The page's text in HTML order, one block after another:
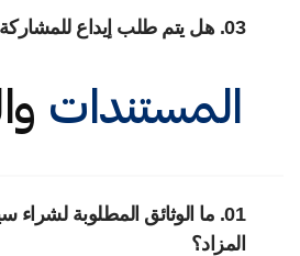
03. هل يتم طلب إيداع للمشاركة في المزاد؟
المستندات
01. ما الوثائق المطلوبة لشراء
المزاد؟